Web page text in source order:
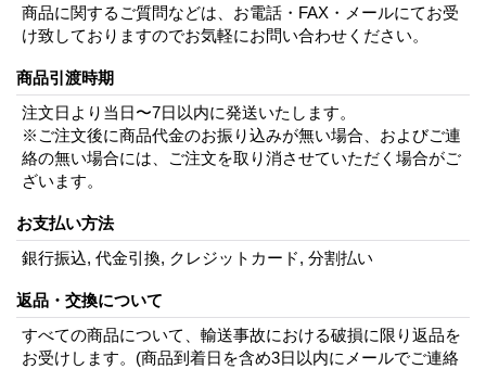
商品に関するご質問などは、お電話・FAX・メールにてお受
け致しておりますのでお気軽にお問い合わせください。
商品引渡時期
注文日より当日〜7日以内に発送いたします。
※ご注文後に商品代金のお振り込みが無い場合、およびご連
絡の無い場合には、ご注文を取り消させていただく場合がご
ざいます。
お支払い方法
銀行振込, 代金引換, クレジットカード, 分割払い
返品・交換について
すべての商品について、輸送事故における破損に限り返品を
お受けします。(商品到着日を含め3日以内にメールでご連絡